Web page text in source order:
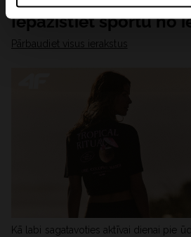
( piem. socialos tīklus). Detalizētu
mūsu Privātuma politikā un sadaļā
Iepazīstiet sportu no
Pārbaudiet visus ierakstus
Kā labi sagatavoties aktīvai dienai pie